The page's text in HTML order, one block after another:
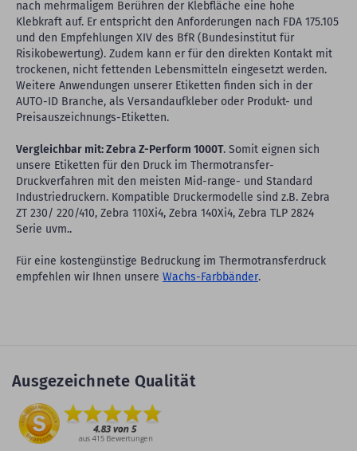
nach mehrmaligem Berühren der Klebfläche eine hohe
Klebkraft auf. Er entspricht den Anforderungen nach FDA 175.105
und den Empfehlungen XIV des BfR (Bundesinstitut für
Risikobewertung). Zudem kann er für den direkten Kontakt mit
trockenen, nicht fettenden Lebensmitteln eingesetzt werden.
Weitere Anwendungen unserer Etiketten finden sich in der
AUTO-ID Branche, als Versandaufkleber oder Produkt- und
Preisauszeichnungs-Etiketten.
Vergleichbar mit: Zebra Z-Perform 1000T. Somit eignen sich
unsere Etiketten für den Druck im Thermotransfer-
Druckverfahren mit den meisten Mid-range- und Standard
Industriedruckern. Kompatible Druckermodelle sind z.B. Zebra
ZT 230/ 220/410, Zebra 110Xi4, Zebra 140Xi4, Zebra TLP 2824
Serie uvm..
Für eine kostengünstige Bedruckung im Thermotransferdruck
empfehlen wir Ihnen unsere Wachs-Farbbänder.
Ausgezeichnete Qualität